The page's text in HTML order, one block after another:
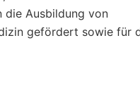
die Ausbildung von
gefördert sowie für